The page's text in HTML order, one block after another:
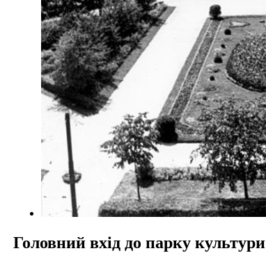
Головний вхід до парку культури